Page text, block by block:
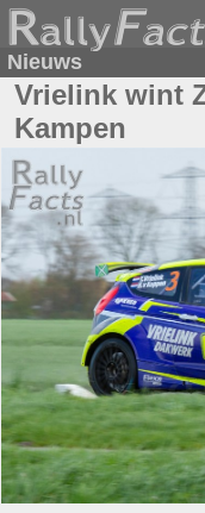
Nieuws
Vrielink wint
Kampen